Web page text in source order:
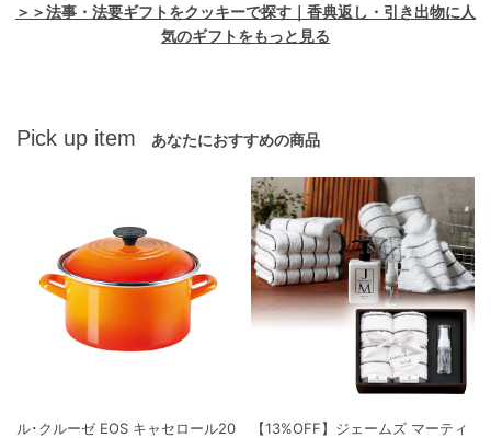
＞＞法事・法要ギフトをクッキーで探す｜香典返し・引き出物に人
気のギフトをもっと見る
Pick up item あなたにおすすめの商品
ル･クルーゼ EOS キャセロール20
【13%OFF】ジェームズ マーティ